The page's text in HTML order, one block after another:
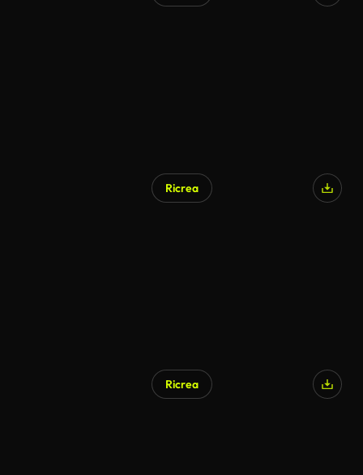
Ricrea
Ricrea